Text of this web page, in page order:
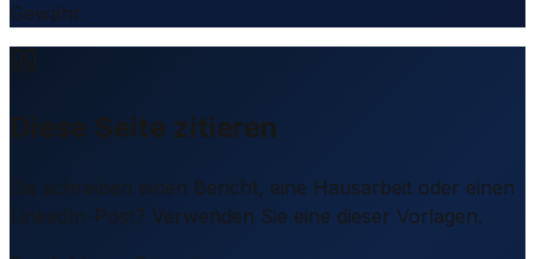
Gewähr.
Diese Seite zitieren
Sie schreiben einen Bericht, eine Hausarbeit oder einen
LinkedIn-Post? Verwenden Sie eine dieser Vorlagen.